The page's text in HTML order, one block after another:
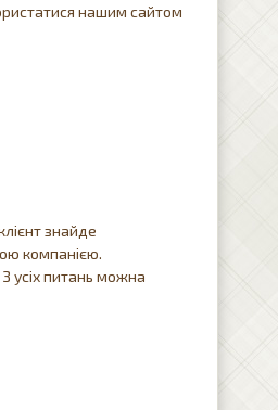
нашим сайтом
знайде
компанією.
усіх питань можна